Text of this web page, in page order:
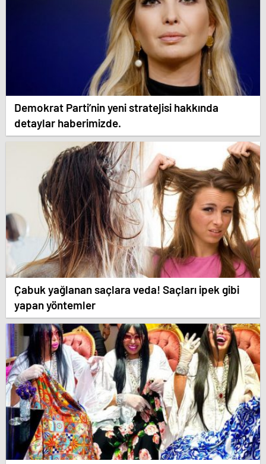
Demokrat Parti’nin yeni stratejisi hakkında
detaylar haberimizde.
Çabuk yağlanan saçlara veda! Saçları ipek gibi
yapan yöntemler